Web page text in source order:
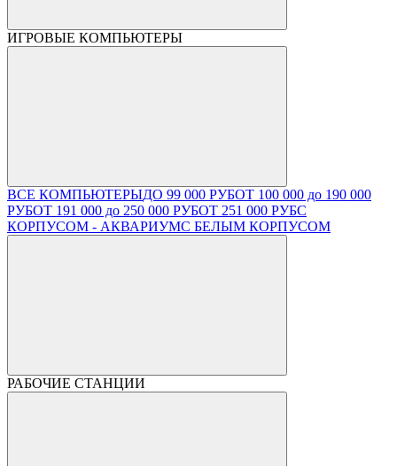
ИГРОВЫЕ КОМПЬЮТЕРЫ
ВСЕ КОМПЬЮТЕРЫДО 99 000 РУБОТ 100 000 до 190 000
РУБОТ 191 000 до 250 000 РУБОТ 251 000 РУБС
КОРПУСОМ - АКВАРИУМС БЕЛЫМ КОРПУСОМ
РАБОЧИЕ СТАНЦИИ